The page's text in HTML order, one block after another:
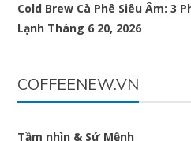
Cold Brew Cà Phê Siêu Âm: 3
Lạnh Tháng 6 20, 2026
COFFEENEW.VN
Tầm nhìn & Sứ Mệnh